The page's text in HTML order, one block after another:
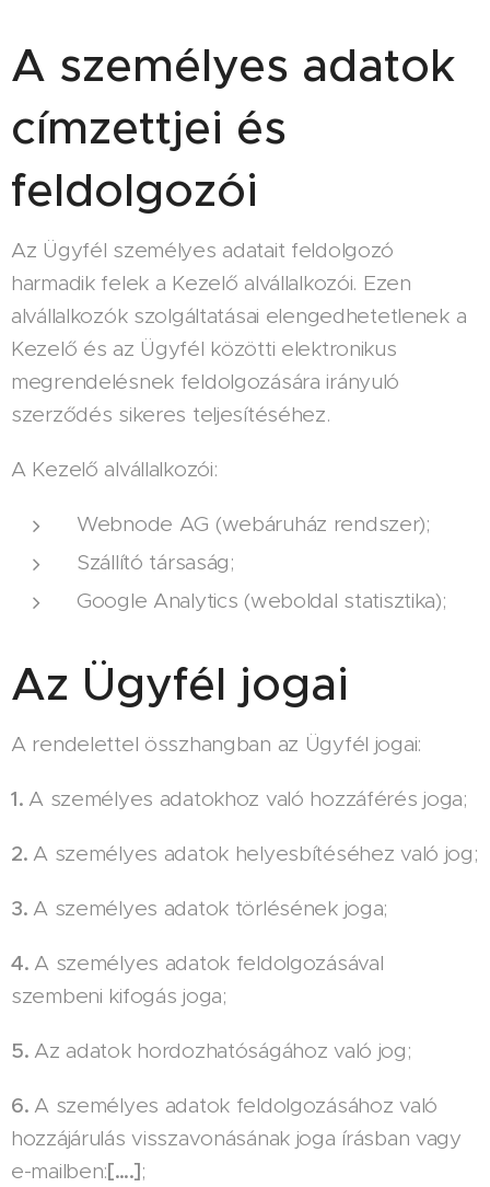
A személyes adatok
címzettjei és
feldolgozói
Az Ügyfél személyes adatait feldolgozó
harmadik felek a Kezelő alvállalkozói. Ezen
alvállalkozók szolgáltatásai elengedhetetlenek a
Kezelő és az Ügyfél közötti elektronikus
megrendelésnek feldolgozására irányuló
szerződés sikeres teljesítéséhez.
A Kezelő alvállalkozói:
Webnode AG (webáruház rendszer);
Szállító társaság;
Google Analytics (weboldal statisztika);
Az Ügyfél jogai
A rendelettel összhangban az Ügyfél jogai:
1. A személyes adatokhoz való hozzáférés joga;
2. A személyes adatok helyesbítéséhez való jog;
3. A személyes adatok törlésének joga;
4. A személyes adatok feldolgozásával
szembeni kifogás joga;
5. Az adatok hordozhatóságához való jog;
6. A személyes adatok feldolgozásához való
hozzájárulás visszavonásának joga írásban vagy
e-mailben:[….];